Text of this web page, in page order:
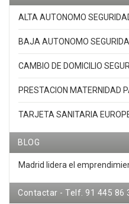
ALTA AUTONOMO
BAJA AUTONOMO
CAMBIO DE DOMICILIO
PRESTACION MATERNIDAD
TARJETA SANITARIA
BLOG
Madrid lidera el
Contactar - Telf. 91 445 86